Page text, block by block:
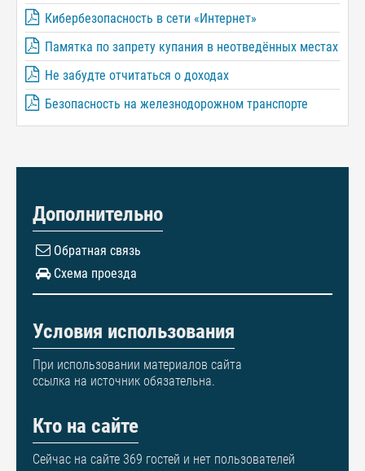
Кибербезопасность в сети «Интернет»
Памятка по запрету купания в неотведённых местах
Не забудте отчитаться о доходах
Безопасность на железнодорожном транспорте
Дополнительно
Обратная связь
Схема проезда
Условия использования
При использовании материалов сайта
ссылка на источник обязательна.
Кто на сайте
Сейчас на сайте 369 гостей и нет пользователей